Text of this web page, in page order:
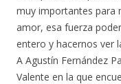
muy importantes para
amor, esa fuerza
entero y hacernos ver
A Agustín Fernández
Valente en la que